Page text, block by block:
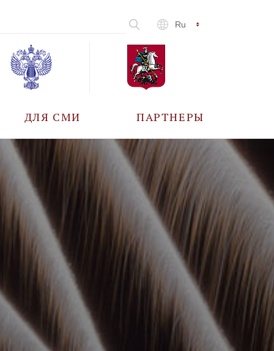
Ru
ДЛЯ СМИ
АККРЕДИТАЦИЯ
ПАРТНЕРЫ